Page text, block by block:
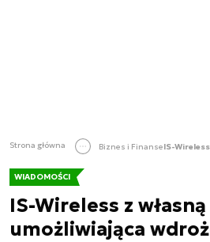
Strona główna Biznes i Finanse
WIADOMOŚCI
IS-Wireless z
umożliwiająca